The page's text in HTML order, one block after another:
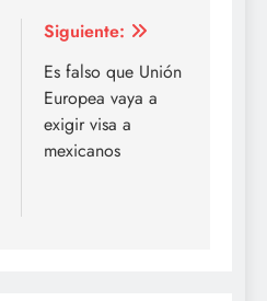
Siguiente:
Es falso que Unión
Europea vaya a
exigir visa a
mexicanos